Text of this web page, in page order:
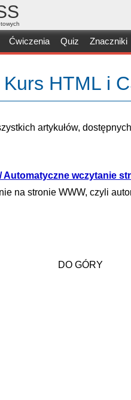
Ćwiczenia Quiz Znaczniki
HTML i
artykułów,
/ Automatyczne wczytanie
na stronie WWW, czyli
DO GÓRY